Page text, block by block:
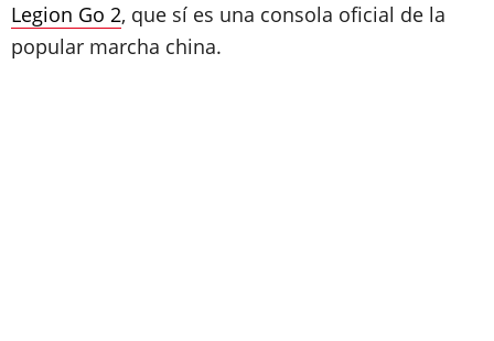
Legion Go 2, que sí es una consola oficial de la
popular marcha china.